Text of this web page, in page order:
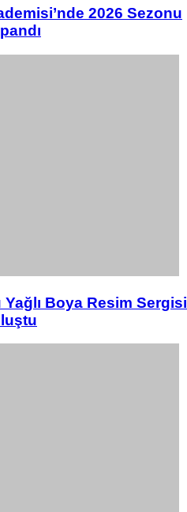
2026 Sezonu
Yağlı Boya Resim Sergisi